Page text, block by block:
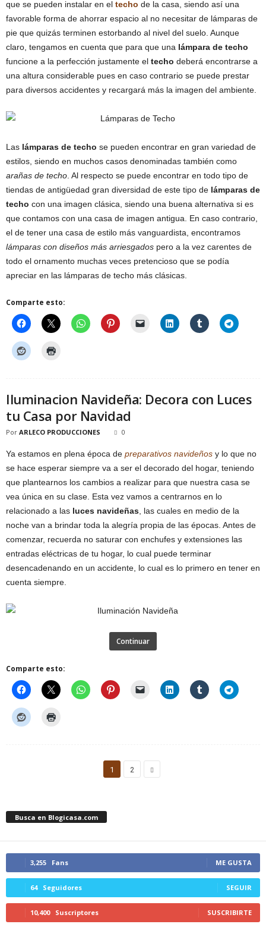
que se pueden instalar en el techo de la casa, siendo así una
favorable forma de ahorrar espacio al no necesitar de lámparas de
pie que quizás terminen estorbando al nivel del suelo. Aunque
claro, tengamos en cuenta que para que una lámpara de techo
funcione a la perfección justamente el techo deberá encontrarse a
una altura considerable pues en caso contrario se puede prestar
para diversos accidentes y recargará más la imagen del ambiente.
Las lámparas de techo se pueden encontrar en gran variedad de
estilos, siendo en muchos casos denominadas también como
arañas de techo . Al respecto se puede encontrar en todo tipo de
tiendas de antigüedad gran diversidad de este tipo de lámparas de
techo con una imagen clásica, siendo una buena alternativa si es
que contamos con una casa de imagen antigua. En caso contrario,
el de tener una casa de estilo más vanguardista, encontramos
lámparas con diseños más arriesgados pero a la vez carentes de
todo el ornamento muchas veces pretencioso que se podía
apreciar en las lámparas de techo más clásicas.
Comparte esto:
Iluminacion Navideña: Decora con Luces
tu Casa por Navidad
Por ARLECO PRODUCCIONES 0
Ya estamos en plena época de preparativos navideños y lo que no
se hace esperar siempre va a ser el decorado del hogar, teniendo
que plantearnos los cambios a realizar para que nuestra casa se
vea única en su clase. Esta vez vamos a centrarnos en lo
relacionado a las luces navideñas , las cuales en medio de la
noche van a brindar toda la alegría propia de las épocas. Antes de
comenzar, recuerda no saturar con enchufes y extensiones las
entradas eléctricas de tu hogar, lo cual puede terminar
desencadenando en un accidente, lo cual es lo primero en tener en
cuenta siempre.
Continuar
Comparte esto:
1 2
Busca en Blogicasa.com
3,255 Fans ME GUSTA
64 Seguidores SEGUIR
10,400 Suscriptores SUSCRIBIRTE